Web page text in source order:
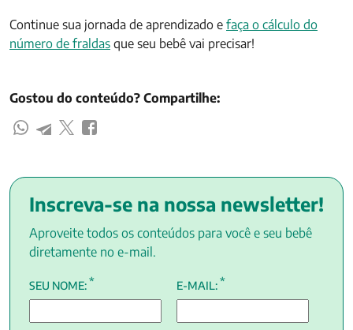
Continue sua jornada de aprendizado e faça o cálculo do
número de fraldas que seu bebê vai precisar!
Gostou do conteúdo? Compartilhe:
Inscreva-se na nossa newsletter!
Aproveite todos os conteúdos para você e seu bebê
diretamente no e-mail.
SEU NOME:* E-MAIL:*